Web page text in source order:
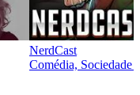
NerdCast
Comédia, Sociedade